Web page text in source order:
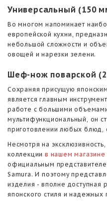
Универсальный (150
Во многом напоминает
европейской кухни,
небольшой сложности и
овощей и нарезки зелени.
Шеф-нож поварской
Сохраняя присущую
является главным
работе с большими
мультифункциональный, он
приготовлении любых
Несмотря на
коллекции в нашем магазине
официальным
Samura. И поэтому
изделия - вполне доступная
японского стиля и надежных